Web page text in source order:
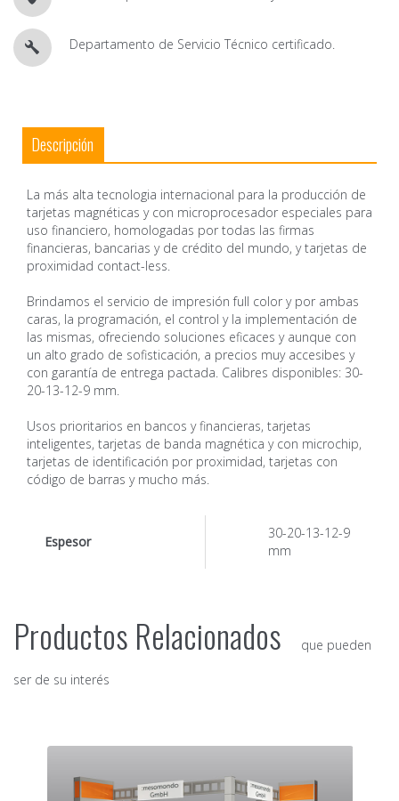
Departamento de Servicio Técnico certificado.
Descripción
La más alta tecnologia internacional para la producción de
tarjetas magnéticas y con microprocesador especiales para
uso financiero, homologadas por todas las firmas
financieras, bancarias y de crédito del mundo, y tarjetas de
proximidad contact-less.
Brindamos el servicio de impresión full color y por ambas
caras, la programación, el control y la implementación de
las mismas, ofreciendo soluciones eficaces y aunque con
un alto grado de sofisticación, a precios muy accesibes y
con garantía de entrega pactada. Calibres disponibles: 30-
20-13-12-9 mm.
Usos prioritarios en bancos y financieras, tarjetas
inteligentes, tarjetas de banda magnética y con microchip,
tarjetas de identificación por proximidad, tarjetas con
código de barras y mucho más.
Espesor
30-20-13-12-9
mm
Productos Relacionados que pueden
ser de su interés